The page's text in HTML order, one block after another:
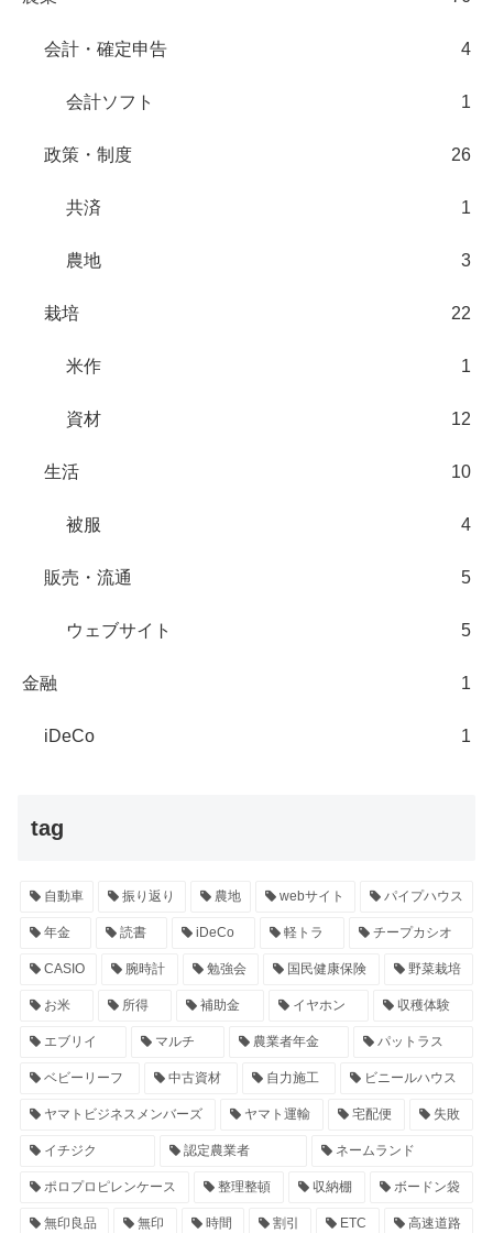
会計・確定申告 4
会計ソフト 1
政策・制度 26
共済 1
農地 3
栽培 22
米作 1
資材 12
生活 10
被服 4
販売・流通 5
ウェブサイト 5
金融 1
iDeCo 1
tag
自動車 振り返り 農地 webサイト パイプハウス
年金 読書 iDeCo 軽トラ チープカシオ
CASIO 腕時計 勉強会 国民健康保険 野菜栽培
お米 所得 補助金 イヤホン 収穫体験
エブリイ マルチ 農業者年金 パットラス
ベビーリーフ 中古資材 自力施工 ビニールハウス
ヤマトビジネスメンバーズ ヤマト運輸 宅配便 失敗
イチジク 認定農業者 ネームランド
ポロプロピレンケース 整理整頓 収納棚 ボードン袋
無印良品 無印 時間 割引 ETC 高速道路